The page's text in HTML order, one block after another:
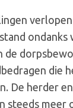
ondanks
de
die
De herder
steeds meer